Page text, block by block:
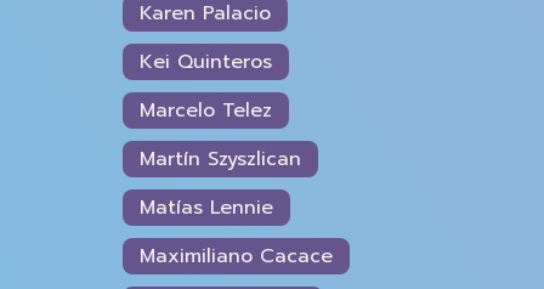
Karen Palacio
Kei Quinteros
Marcelo Telez
Martín Szyszlican
Matías Lennie
Maximiliano Cacace